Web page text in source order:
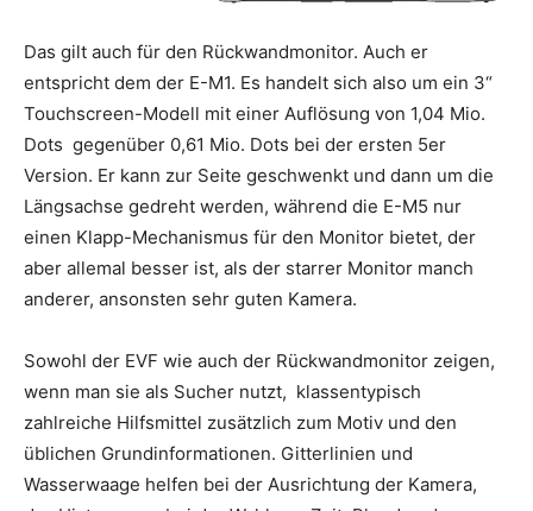
Das gilt auch für den Rückwandmonitor. Auch er
entspricht dem der E-M1. Es handelt sich also um ein 3“
Touchscreen-Modell mit einer Auflösung von 1,04 Mio.
Dots gegenüber 0,61 Mio. Dots bei der ersten 5er
Version. Er kann zur Seite geschwenkt und dann um die
Längsachse gedreht werden, während die E-M5 nur
einen Klapp-Mechanismus für den Monitor bietet, der
aber allemal besser ist, als der starrer Monitor manch
anderer, ansonsten sehr guten Kamera.
Sowohl der EVF wie auch der Rückwandmonitor zeigen,
wenn man sie als Sucher nutzt, klassentypisch
zahlreiche Hilfsmittel zusätzlich zum Motiv und den
üblichen Grundinformationen. Gitterlinien und
Wasserwaage helfen bei der Ausrichtung der Kamera,